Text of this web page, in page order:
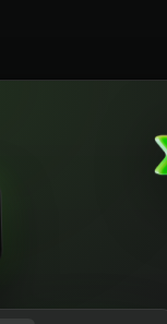
мертвыми
втянутым в
Томас
символов.
но и темную